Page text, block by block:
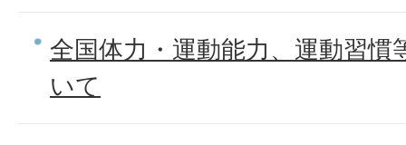
全国体力・運動能力、運動習慣
いて